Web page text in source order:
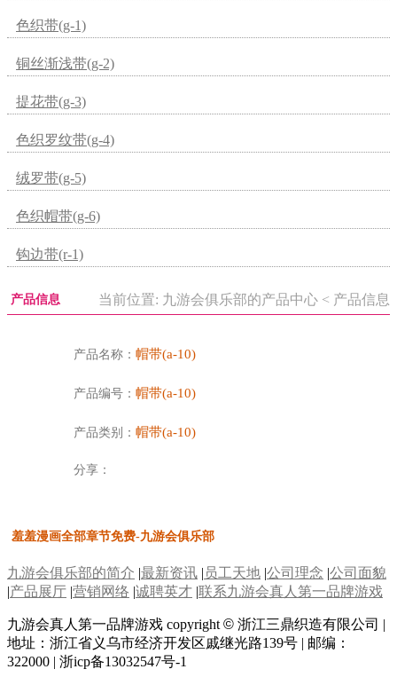
色织带(g-1)
铜丝渐浅带(g-2)
提花带(g-3)
色织罗纹带(g-4)
绒罗带(g-5)
色织帽带(g-6)
钩边带(r-1)
产品信息 当前位置: 九游会俱乐部的产品中心 < 产品信息
产品名称： 帽带(a-10)
产品编号： 帽带(a-10)
产品类别： 帽带(a-10)
分享：
羞羞漫画全部章节免费-九游会俱乐部
九游会俱乐部的简介 |最新资讯 | 员工天地 |公司理念 |公司面貌
|产品展厅 |营销网络 |诚聘英才 |联系九游会真人第一品牌游戏
九游会真人第一品牌游戏 copyright © 浙江三鼎织造有限公司 |
地址：浙江省义乌市经济开发区戚继光路139号 | 邮编：
322000 | 浙icp备13032547号-1